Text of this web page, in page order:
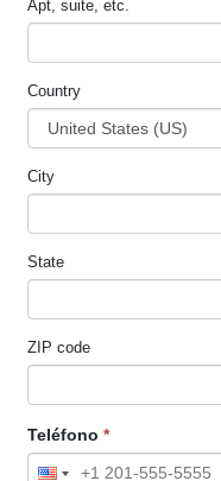
Apt, suite, etc.
Country
City
State
ZIP code
Teléfono *